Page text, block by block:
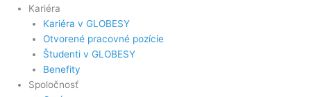
Kariéra
Kariéra v GLOBESY
Otvorené pracovné pozície
Študenti v GLOBESY
Benefity
Spoločnosť